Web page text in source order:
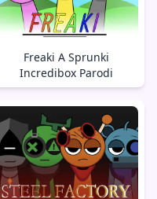
Freaki A Sprunki
Incredibox Parodi